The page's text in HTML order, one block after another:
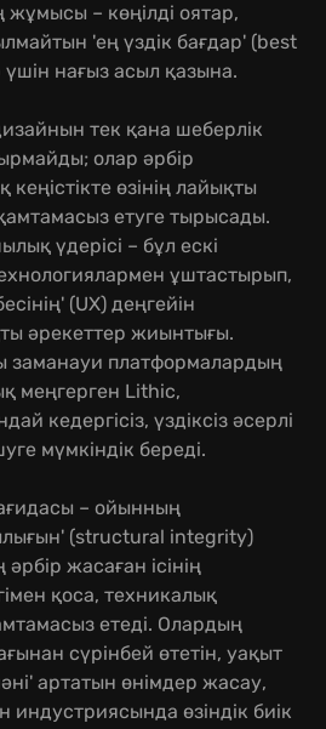
жұмысы – көңілді оятар,
'ең үздік бағдар' (best
нағыз асыл қазына.
тек қана шеберлік
олар әрбір
өзінің лайықты
етуге тырысады.
үдерісі – бұл ескі
ұштастырып,
(UX) деңгейін
әрекеттер жиынтығы.
заманауи платформалардың
меңгерген Lithic,
кедергісіз, үздіксіз әсерлі
мүмкіндік береді.
– ойынның
(structural integrity)
жасаған ісінің
қоса, техникалық
етеді. Олардың
сүрінбей өтетін, уақыт
артатын өнімдер жасау,
өзіндік биік